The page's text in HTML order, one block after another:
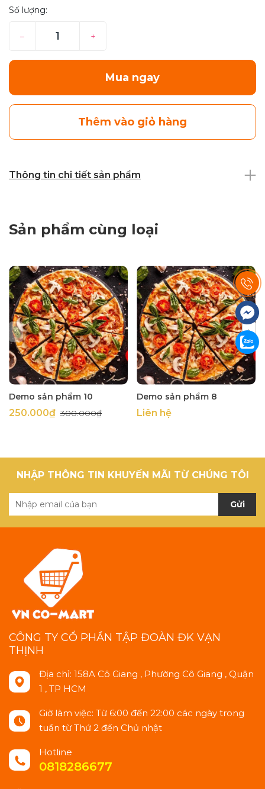
Số lượng:
– +
Mua ngay
Thêm vào giỏ hàng
Thông tin chi tiết sản phẩm
Sản phẩm cùng loại
Demo sản phẩm 10
250.000₫ 300.000₫
Demo sản phẩm 8
Liên hệ
NHẬP THÔNG TIN KHUYẾN MÃI TỪ CHÚNG TÔI
Gửi
CÔNG TY CỔ PHẦN TẬP ĐOÀN ĐK VẠN
THỊNH
Địa chỉ: 158A Cô Giang , Phường Cô Giang , Quận
1 , TP HCM
Giờ làm việc: Từ 6:00 đến 22:00 các ngày trong
tuần từ Thứ 2 đến Chủ nhật
Hotline
0818286677